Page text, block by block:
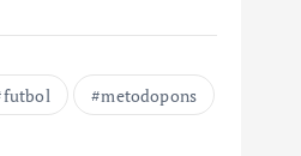
futbol metodopons